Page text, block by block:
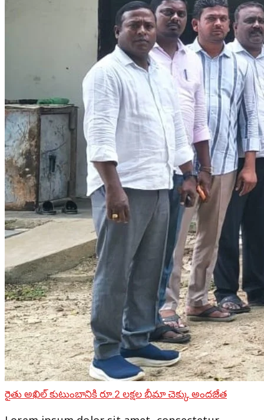
రైతు అఖిల్ కుటుంబానికి రూ.2 లక్షల భీమా చెక్కు అందజేత